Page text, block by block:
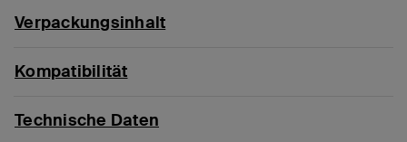
Verpackungsinhalt
Kompatibilität
Technische Daten